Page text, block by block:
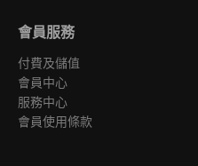
會員服務
付費及儲值
會員中心
服務中心
會員使用條款